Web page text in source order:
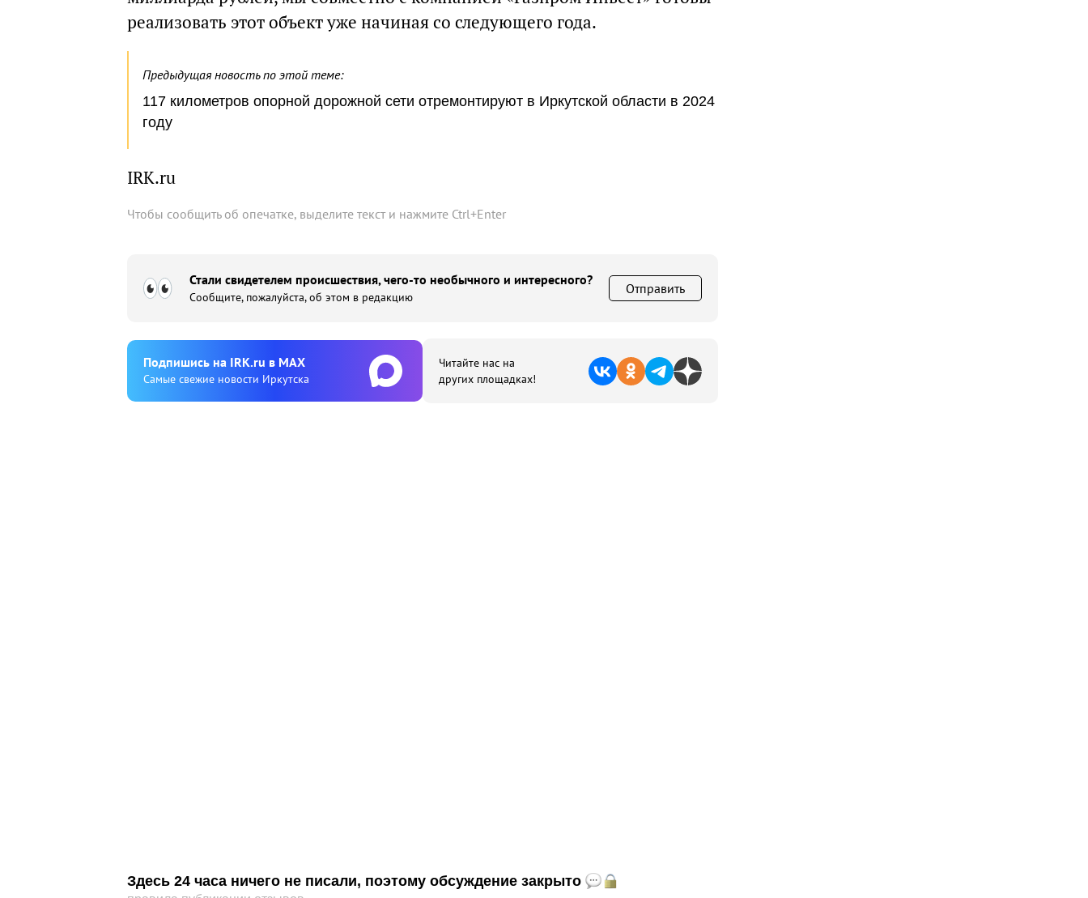
реализовать этот объект уже начиная со следующего года.
Предыдущая новость по этой теме:
117 километров опорной дорожной сети отремонтируют в Иркутской области в 2024
году
IRK.ru
Чтобы сообщить об опечатке, выделите текст и нажмите Ctrl+Enter
Стали свидетелем происшествия, чего-то необычного и интересного?
Сообщите, пожалуйста, об этом в редакцию
Отправить
Подпишиcь на IRK.ru в MAX
Cамые свежие новости Иркутска
Читайте нас на
других площадках!
Здесь 24 часа ничего не писали, поэтому обсуждение закрыто